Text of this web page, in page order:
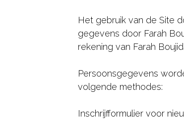
Het gebruik van de Site
gegevens door Farah
rekening van Farah
Persoonsgegevens
volgende methodes:
Inschrijfformulier voor